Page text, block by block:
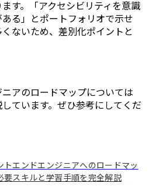
す。「アクセシビリティを意識
る」とポートフォリオで示せ
ないため、差別化ポイントと
アのロードマップについては
ています。ぜひ参考にしてくだ
トエンドエンジニアへのロードマッ
要スキルと学習手順を完全解説